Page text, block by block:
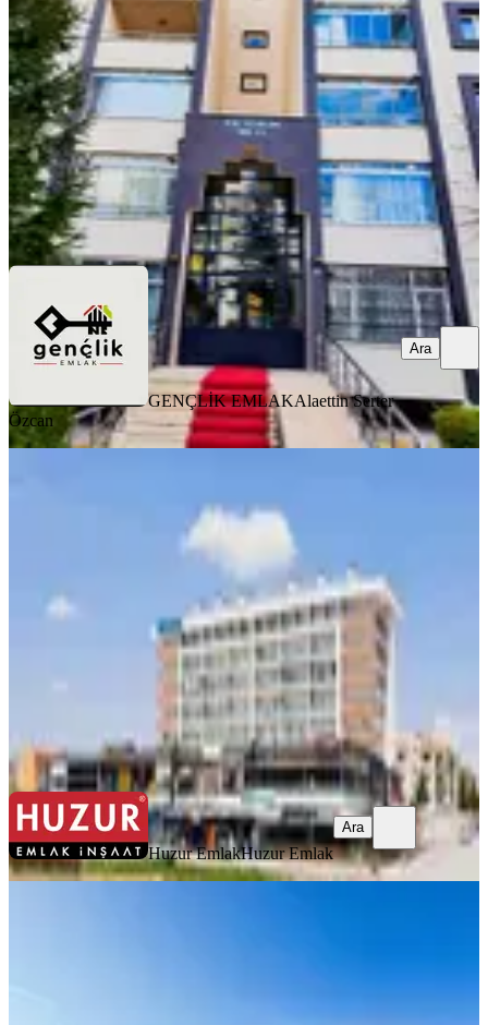
Konya, Selçuklu
168 m² 08.08.2026
27.000 ₺
GENÇLİK EMLAK Alaettin Serter Özcan
Ara
GENÇLİK EMLAKAlaettin Serter
Özcan
Ara
Kiralık 1+1 Eşyalı Daire
Konya, Selçuklu
3. Kat 08.08.2026
21.000 ₺
Huzur Emlak
Huzur EmlakHuzur Emlak
Ara